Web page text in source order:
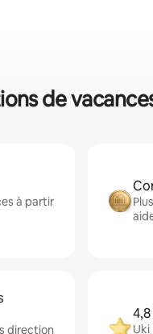
de
à partir
direction